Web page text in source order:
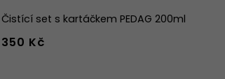
Čistící set s kartáčkem PEDAG 200ml
350 Kč